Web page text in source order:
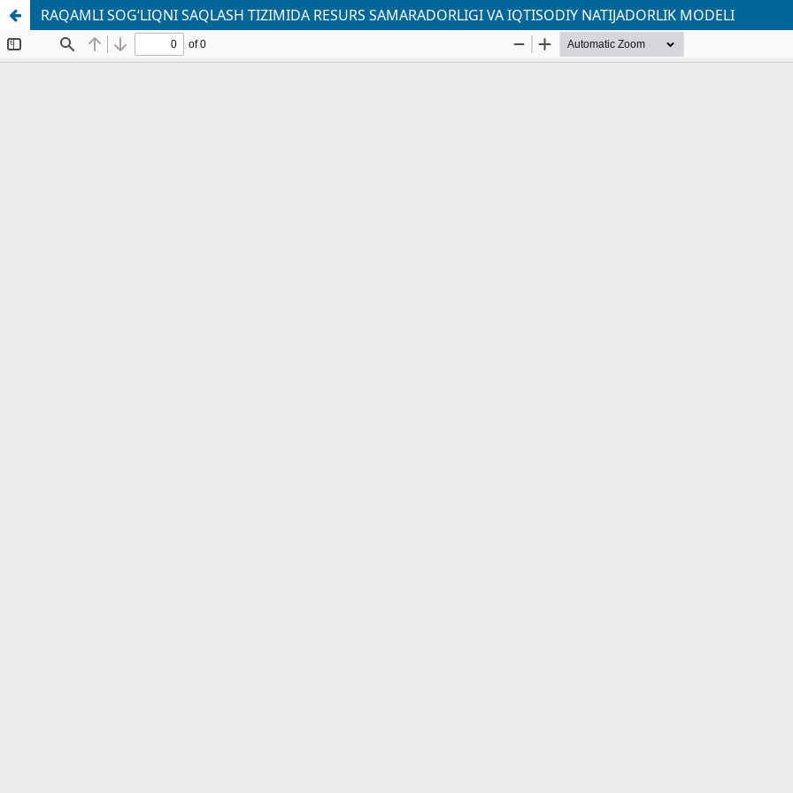
RAQAMLI SOGʻLIQNI SAQLASH TIZIMIDA RESURS SAMARADORLIGI VA IQTISODIY NATIJADORLIK MODELI